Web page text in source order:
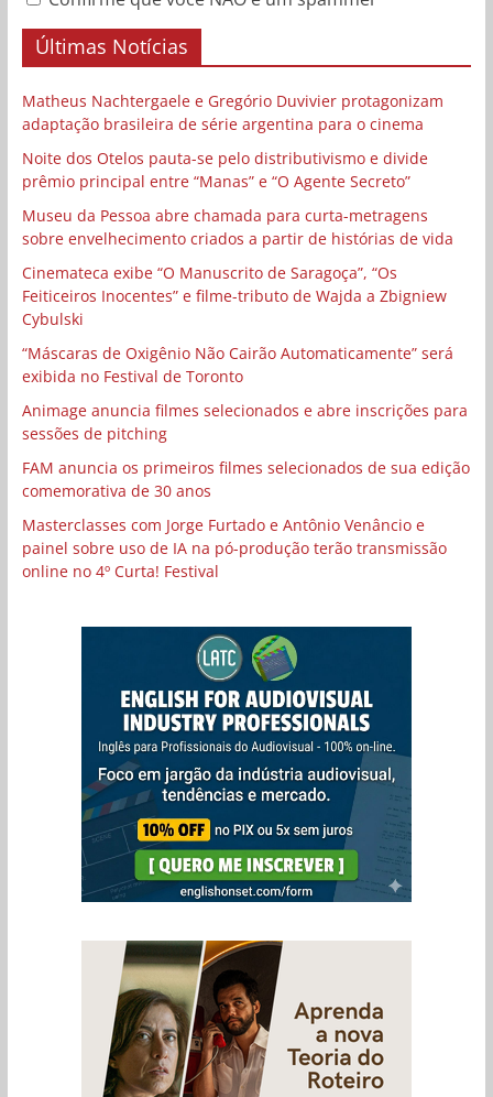
Últimas Notícias
Matheus Nachtergaele e Gregório Duvivier protagonizam
adaptação brasileira de série argentina para o cinema
Noite dos Otelos pauta-se pelo distributivismo e divide
prêmio principal entre “Manas” e “O Agente Secreto”
Museu da Pessoa abre chamada para curta-metragens
sobre envelhecimento criados a partir de histórias de vida
Cinemateca exibe “O Manuscrito de Saragoça”, “Os
Feiticeiros Inocentes” e filme-tributo de Wajda a Zbigniew
Cybulski
“Máscaras de Oxigênio Não Cairão Automaticamente” será
exibida no Festival de Toronto
Animage anuncia filmes selecionados e abre inscrições para
sessões de pitching
FAM anuncia os primeiros filmes selecionados de sua edição
comemorativa de 30 anos
Masterclasses com Jorge Furtado e Antônio Venâncio e
painel sobre uso de IA na pó-produção terão transmissão
online no 4º Curta! Festival